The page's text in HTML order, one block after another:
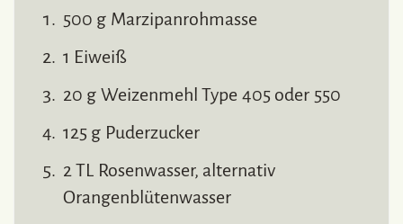
500 g Marzipanrohmasse
1 Eiweiß
20 g Weizenmehl Type 405 oder 550
125 g Puderzucker
2 TL Rosenwasser, alternativ
Orangenblütenwasser